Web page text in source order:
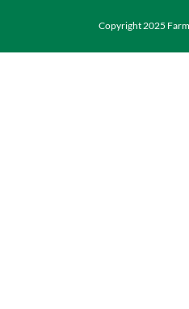
Copyright 2025